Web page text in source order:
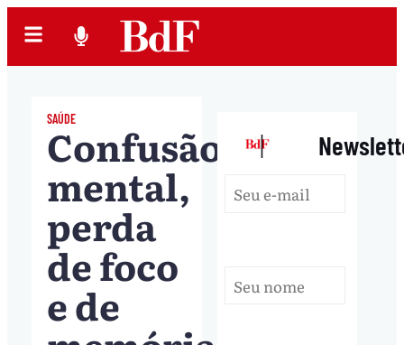
SAÚDE
Confusão
mental,
perda
de foco
e de
|